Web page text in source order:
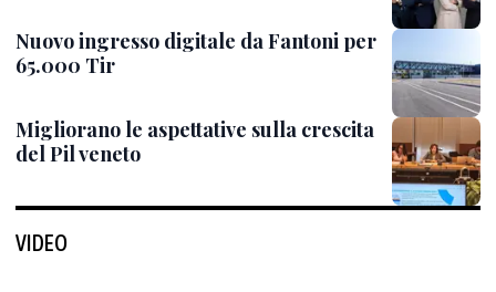
Nuovo ingresso digitale da Fantoni per
65.000 Tir
Migliorano le aspettative sulla crescita
del Pil veneto
VIDEO